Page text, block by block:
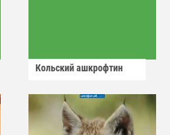
Кольский ашкрофтин